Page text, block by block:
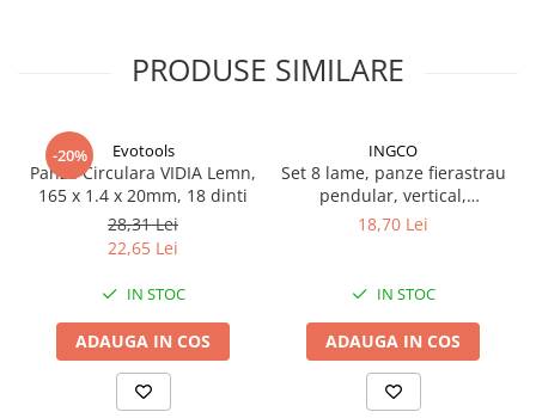
Lampi numar Inmatriculare
Lampi Fata cu Bec & Semnalizare
Lampi Fata LED & Semnalizare
Lampi Spate cu Bec & Triple
Lampi Spate LED & Triple
Seturi Lampi Spate Triple
Lumini de Zi, DRL
Proiectoare de lucru si marsarier
Proiectoare suplimentare, Camion,
PRODUSE SIMILARE
-20% Evotools
Panza Circulara VIDIA Lemn,
165 x 1.4 x 20mm, 18 dinti
28,31 Lei
22,65 Lei
IN STOC
ADAUGA IN COS
INGCO
Set 8 lame, panze fierastrau
pendular, vertical,
aluminiu, lemn, metal
18,70 Lei
IN STOC
ADAUGA IN COS